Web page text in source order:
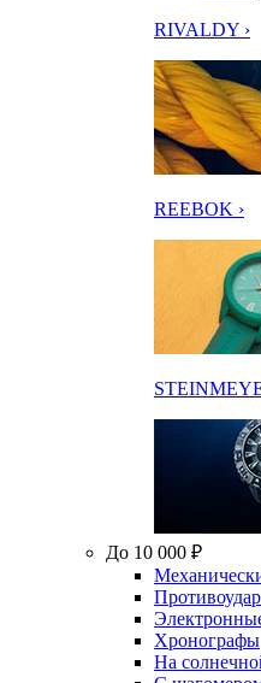
RIVALDY ›
REEBOK ›
До 10 000 ₽
Хронографы
На